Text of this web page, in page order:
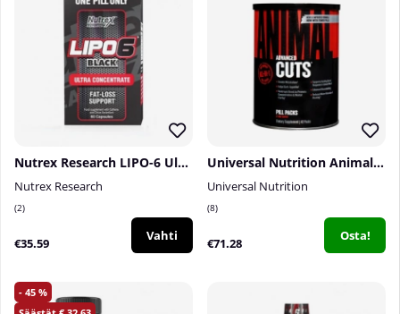
Nutrex Research LIPO-6 Ultra Concentrated, 60 caps
Nutrex Research
2
€35.59 Vahti
Universal Nutrition Animal Cuts, 42-packs
Universal Nutrition
8
€71.28 Osta!
45